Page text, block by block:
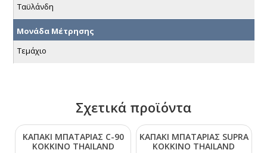
Ταϋλάνδη
Μονάδα Μέτρησης
Τεμάχιο
Σχετικά προϊόντα
ΚΑΠΑΚΙ ΜΠΑΤΑΡΙΑΣ C-90
ΚΟΚΚΙΝΟ ΤΗΑΙLΑΝD
ΚΑΠΑΚΙ ΜΠΑΤΑΡΙΑΣ SUΡRΑ
ΚΟΚΚΙΝΟ ΤΗΑΙLΑΝD